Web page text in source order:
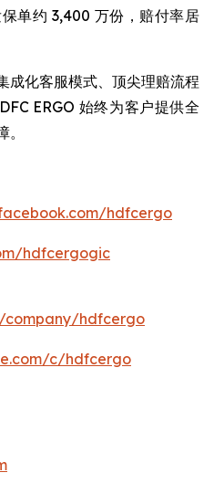
单约 3,400 万份，赔付率居
成化客服模式、顶尖理赔流程
ERGO 始终为客户提供全
hdfcergo
hdfcergogic
company/hdfcergo
c/hdfcergo